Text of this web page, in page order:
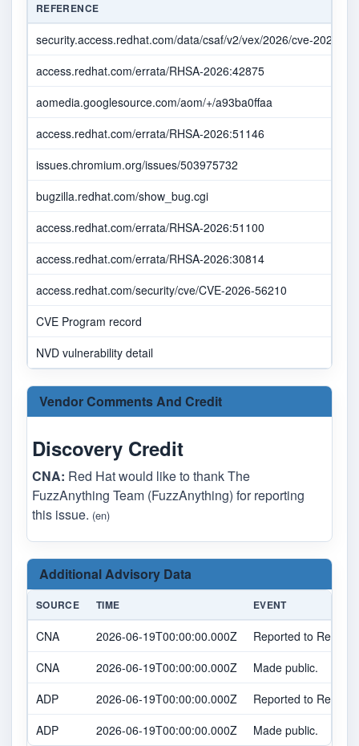
REFERENCE
security.access.redhat.com/data/csaf/v2/vex/2026/cve-2026-
access.redhat.com/errata/RHSA-2026:42875
aomedia.googlesource.com/aom/+/a93ba0ffaa
access.redhat.com/errata/RHSA-2026:51146
issues.chromium.org/issues/503975732
bugzilla.redhat.com/show_bug.cgi
access.redhat.com/errata/RHSA-2026:51100
access.redhat.com/errata/RHSA-2026:30814
access.redhat.com/security/cve/CVE-2026-56210
CVE Program record
NVD vulnerability detail
Vendor Comments And Credit
Discovery Credit
CNA: Red Hat would like to thank The
FuzzAnything Team (FuzzAnything) for reporting
this issue. (en)
Additional Advisory Data
SOURCE TIME EVENT
CNA 2026-06-19T00:00:00.000Z
Reported to Red
CNA
2026-06-19T00:00:00.000Z
Made public.
ADP
2026-06-19T00:00:00.000Z
Reported to Red
ADP
2026-06-19T00:00:00.000Z Made public.